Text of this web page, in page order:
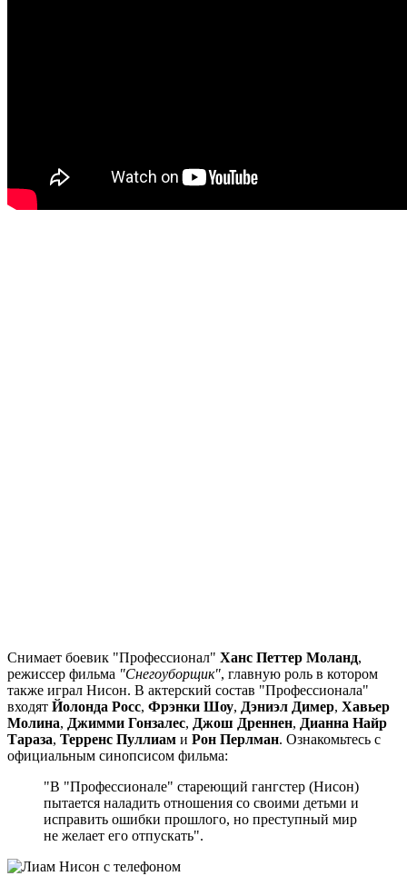
Снимает боевик "Профессионал" Ханс Петтер Моланд,
режиссер фильма "Снегоуборщик", главную роль в котором
также играл Нисон. В актерский состав "Профессионала"
входят Йолонда Росс, Фрэнки Шоу, Дэниэл Димер, Хавьер
Молина, Джимми Гонзалес, Джош Дреннен, Дианна Найр
Тараза, Терренс Пуллиам и Рон Перлман. Ознакомьтесь с
официальным синопсисом фильма:
"В "Профессионале" стареющий гангстер (Нисон)
пытается наладить отношения со своими детьми и
исправить ошибки прошлого, но преступный мир
не желает его отпускать".